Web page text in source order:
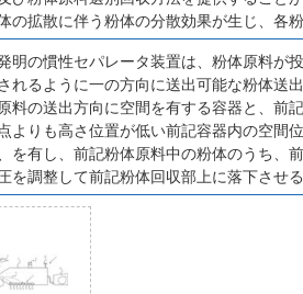
の拡散に伴う粉体の分散効果が生じ、各
明の慣性セパレータ装置は、粉体原料が
れるように一の方向に送出可能な粉体送
料の送出方向に空間を有する容器と、前
よりも高さ位置が低い前記容器内の空間
を有し、前記粉体原料中の粉体のうち、
を調整して前記粉体回収部上に落下させ